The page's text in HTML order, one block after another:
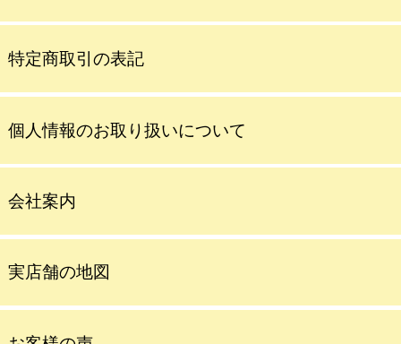
特定商取引の表記
個人情報のお取り扱いについて
会社案内
実店舗の地図